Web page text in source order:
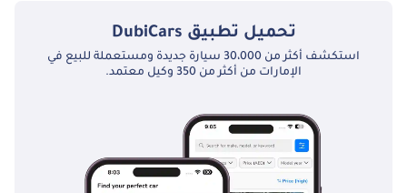
تحميل تطبيق DubiCars
استكشف أكثر من 30،000 سيارة جديدة ومستعملة للبيع في
الإمارات من أكثر من 350 وكيل معتمد.